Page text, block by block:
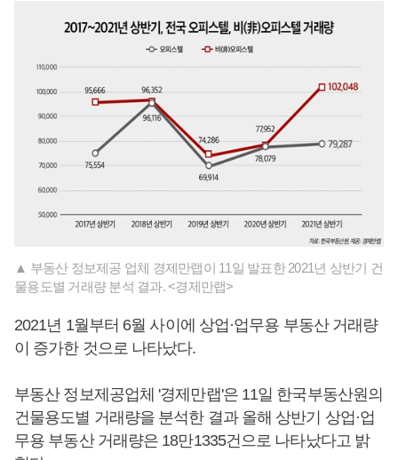
▲ 부동산 정보제공 업체 경제만랩이 11일 발표한 2021년 상반기 건
물용도별 거래량 분석 결과. <경제만랩>
2021년 1월부터 6월 사이에 상업·업무용 부동산 거래량
이 증가한 것으로 나타났다.
부동산 정보제공업체 '경제만랩'은 11일 한국부동산원의
건물용도별 거래량을 분석한 결과 올해 상반기 상업·업
무용 부동산 거래량은 18만1335건으로 나타났다고 밝